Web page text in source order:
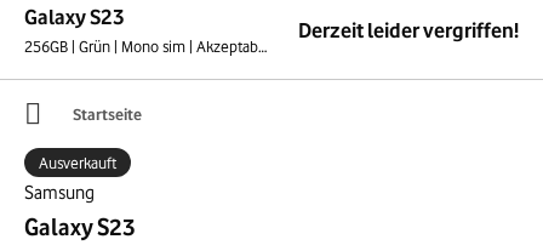
Galaxy S23
256GB | Grün | Mono sim | Akzeptabler Zustand
Derzeit leider vergriffen!
Startseite
Samsung
Galaxy S23
Ausverkauft